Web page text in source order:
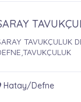
TAVUKÇULUK
Hatay/Defne